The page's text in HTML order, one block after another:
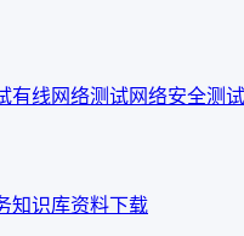
有线网络测试网络安全测试
知识库资料下载